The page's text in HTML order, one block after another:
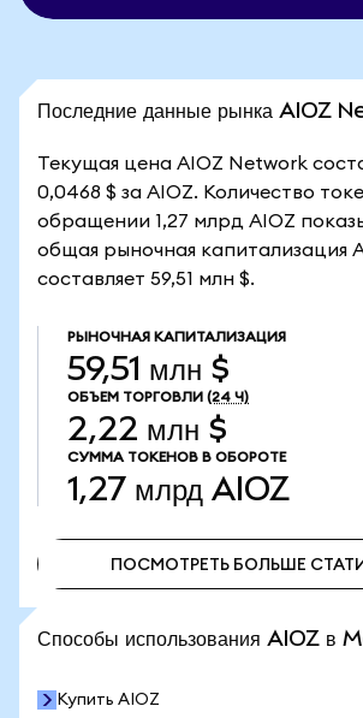
Последние данные рынка AIOZ
Текущая цена AIOZ Network
0,0468 $ за AIOZ. Количество
обращении 1,27 млрд AIOZ
общая рыночная капитализация
составляет 59,51 млн $.
РЫНОЧНАЯ КАПИТАЛИЗАЦИЯ
59,51 млн $
ОБЪЕМ ТОРГОВЛИ (24 Ч)
2,22 млн $
СУММА ТОКЕНОВ В ОБОРОТЕ
1,27 млрд AIOZ
ПОСМОТРЕТЬ БОЛЬШЕ
Способы использования AIOZ в
Купить AIOZ